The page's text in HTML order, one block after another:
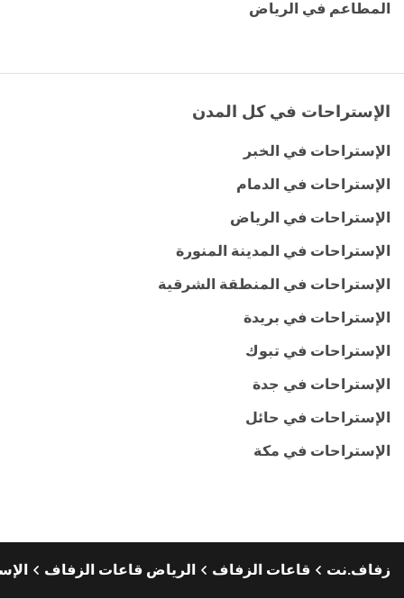
المطاعم في الرياض
الإستراحات في كل المدن
الإستراحات في الخبر
الإستراحات في الدمام
الإستراحات في الرياض
الإستراحات في المدينة المنورة
الإستراحات في المنطقة الشرقية
الإستراحات في بريدة
الإستراحات في تبوك
الإستراحات في جدة
الإستراحات في حائل
الإستراحات في مكة
زفاف.نت قاعات الزفاف الرياض قاعات الزفاف